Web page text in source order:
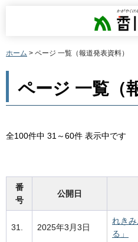
香
ホーム > ページ 一覧（報道発表資料）
ページ 一覧（
全100件中 31～60件 表示中です
番
号
公開日
31. 2025年3月3日
れき
る」